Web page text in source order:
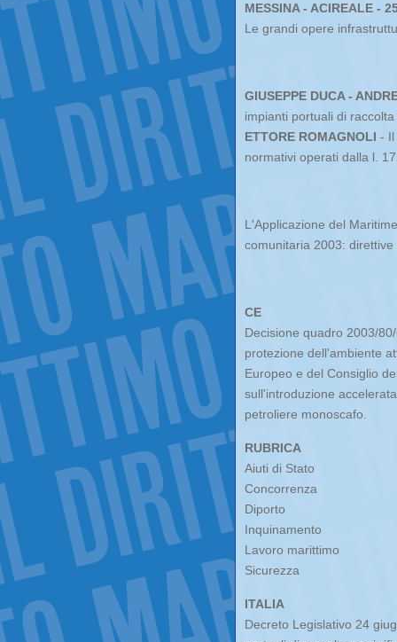
MESSINA - ACIREALE -
Le grandi opere
GIUSEPPE DUCA -
impianti portuali di
ETTORE ROMAGNOLI - Il
normativi operati dalla l.
L'Applicazione del
comunitaria 2003:
CE
Decisione quadro 2003/
protezione dell'ambiente
Europeo e del Consiglio
sull'introduzione
petroliere monoscafo.
RUBRICA
Aiuti di Stato
Concorrenza
Diporto
Inquinamento
Lavoro marittimo
Sicurezza
ITALIA
Decreto Legislativo 24